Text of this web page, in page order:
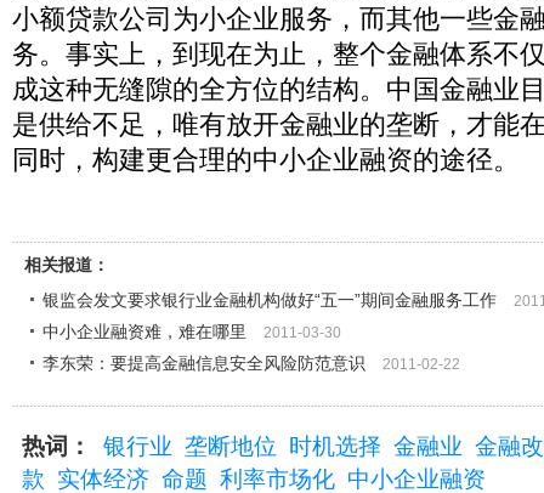
小额贷款公司为小企业服务，而其他一些金
务。事实上，到现在为止，整个金融体系不
成这种无缝隙的全方位的结构。中国金融业
是供给不足，唯有放开金融业的垄断，才能
同时，构建更合理的中小企业融资的途径。
相关报道：
银监会发文要求银行业金融机构做好“五一”期间金融服务工作
中小企业融资难，难在哪里 2011-03-30
李东荣：要提高金融信息安全风险防范意识 2011-02-22
热词： 银行业 垄断地位 时机选择 金融业 金融
款 实体经济 命题 利率市场化 中小企业融资